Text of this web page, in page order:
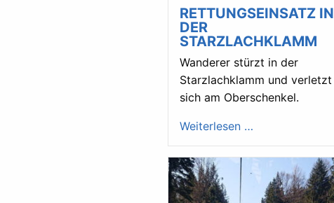
RETTUNGSEINSATZ IN
DER
STARZLACHKLAMM
Wanderer stürzt in der
Starzlachklamm und verletzt
sich am Oberschenkel.
Weiterlesen …